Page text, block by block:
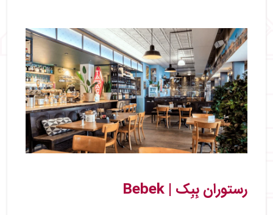
رستوران بِبِک | Bebek